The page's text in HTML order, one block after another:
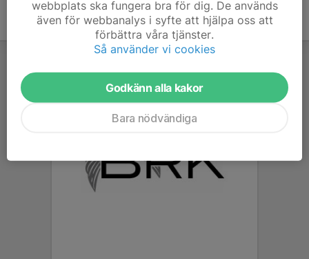
webbplats ska fungera bra för dig. De används
även för webbanalys i syfte att hjälpa oss att
förbättra våra tjänster.
Så använder vi cookies
Godkänn alla kakor
Bara nödvändiga